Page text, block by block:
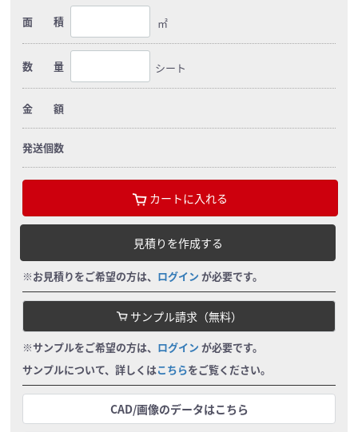
面 積
㎡
数 量 シート
金 額
発送個数
カートに入れる
見積りを作成する
※お見積りをご希望の方は、 ログイン が必要です。
サンプル請求（無料）
※サンプルをご希望の方は、 ログイン が必要です。
サンプルについて、詳しくはこちらをご覧ください。
CAD/画像のデータはこちら